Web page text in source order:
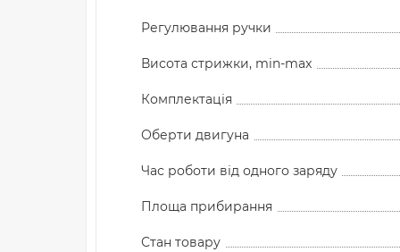
Регулювання ручки
Висота стрижки, min-max
Комплектація
Оберти двигуна
Час роботи від одного заряду
Площа прибирання
Стан товару